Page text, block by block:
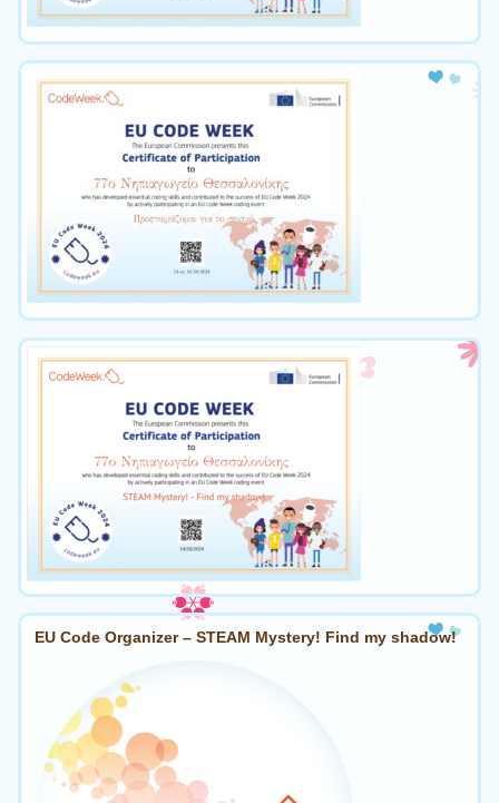
EU Code Organizer – STEAM Mystery! Find my shadow!